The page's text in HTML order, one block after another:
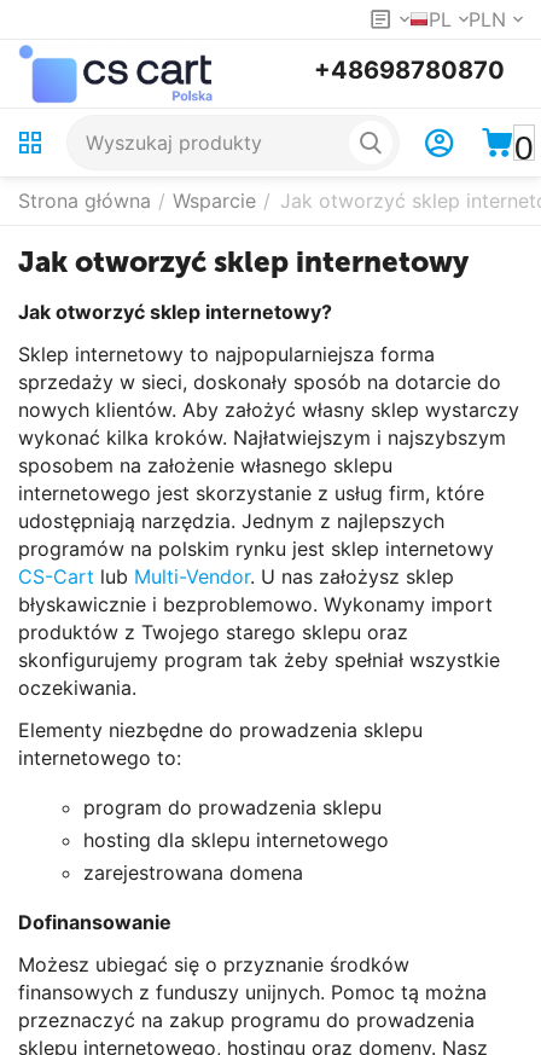
PL PLN
+48698780870
0
Strona główna / Wsparcie / Jak otworzyć sklep
Jak otworzyć sklep internetowy
Jak otworzyć sklep internetowy?
Sklep internetowy to najpopularniejsza forma
sprzedaży w sieci, doskonały sposób na dotarcie do
nowych klientów. Aby założyć własny sklep wystarczy
wykonać kilka kroków. Najłatwiejszym i najszybszym
sposobem na założenie własnego sklepu
internetowego jest skorzystanie z usług firm, które
udostępniają narzędzia. Jednym z najlepszych
programów na polskim rynku jest sklep internetowy
CS-Cart lub Multi-Vendor. U nas założysz sklep
błyskawicznie i bezproblemowo. Wykonamy import
produktów z Twojego starego sklepu oraz
skonfigurujemy program tak żeby spełniał wszystkie
oczekiwania.
Elementy niezbędne do prowadzenia sklepu
internetowego to:
program do prowadzenia sklepu
hosting dla sklepu internetowego
zarejestrowana domena
Dofinansowanie
Możesz ubiegać się o przyznanie środków
finansowych z funduszy unijnych. Pomoc tą można
przeznaczyć na zakup programu do prowadzenia
sklepu internetowego, hostingu oraz domeny. Nasz